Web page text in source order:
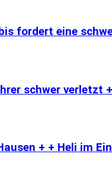
fordert eine
schwer verletzt
+ + Heli im